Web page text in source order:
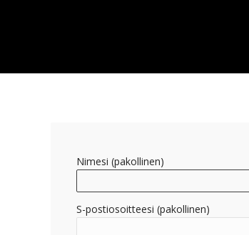
Nimesi (pakollinen)
S-postiosoitteesi (pakollinen)